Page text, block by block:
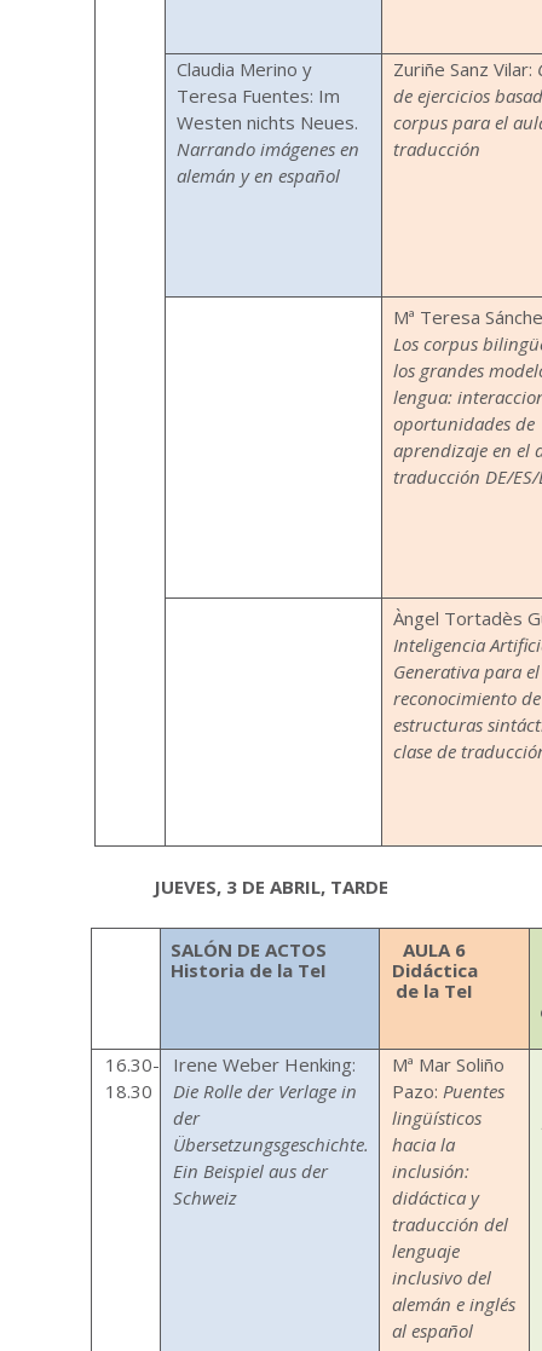
Claudia Merino y
Teresa Fuentes: Im
Westen nichts Neues.
Narrando imágenes en
alemán y en español
Zuriñe Sanz Vilar:
de ejercicios
corpus para el
traducción
Mª Teresa
Los corpus
los grandes
lengua:
oportunidades de
aprendizaje en el
traducción DE/ES/
Àngel Tortadès
Inteligencia
Generativa para el
reconocimiento de
estructuras
clase de
JUEVES, 3 DE ABRIL, TARDE
SALÓN DE ACTOS
Historia de la TeI
AULA 6
Didáctica
de la TeI
16.30-
18.30
Irene Weber Henking:
Die Rolle der Verlage in
der
Übersetzungsgeschichte.
Ein Beispiel aus der
Schweiz
Mª Mar Soliño
Pazo: Puentes
lingüísticos
hacia la
inclusión:
didáctica y
traducción del
lenguaje
inclusivo del
alemán e inglés
al español